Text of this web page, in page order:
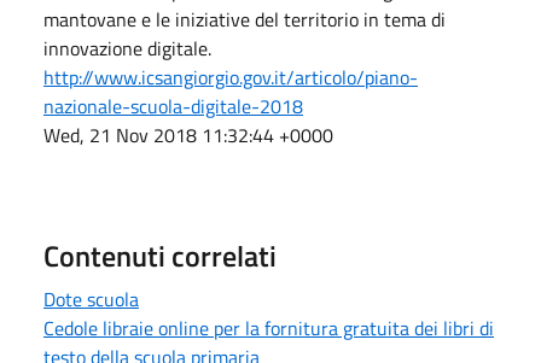
mantovane e le iniziative del territorio in tema di
innovazione digitale.
http://www.icsangiorgio.gov.it/articolo/piano-
nazionale-scuola-digitale-2018
Wed, 21 Nov 2018 11:32:44 +0000
Contenuti correlati
Dote scuola
Cedole libraie online per la fornitura gratuita dei libri di
testo della scuola primaria